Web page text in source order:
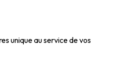
unique au service de vos